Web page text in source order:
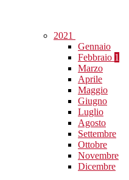
2021
Gennaio
Febbraio 1
Marzo
Aprile
Maggio
Giugno
Luglio
Agosto
Settembre
Ottobre
Novembre
Dicembre